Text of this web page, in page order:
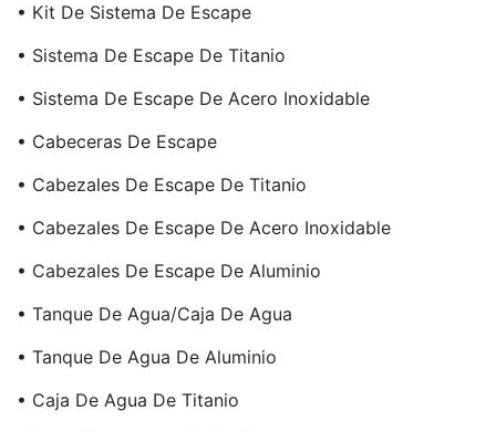
• Kit De Sistema De Escape
• Sistema De Escape De Titanio
• Sistema De Escape De Acero Inoxidable
• Cabeceras De Escape
• Cabezales De Escape De Titanio
• Cabezales De Escape De Acero Inoxidable
• Cabezales De Escape De Aluminio
• Tanque De Agua/caja De Agua
• Tanque De Agua De Aluminio
• Caja De Agua De Titanio